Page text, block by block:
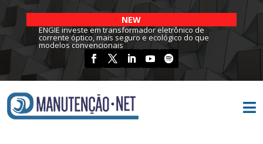
NEW
ENGIE investe em transformador eletrônico de
corrente óptico, mais seguro e ecológico do que
modelos convencionais
